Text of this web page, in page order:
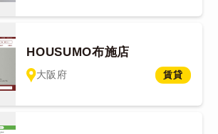
HOUSUMO布施店
大阪府 賃貸